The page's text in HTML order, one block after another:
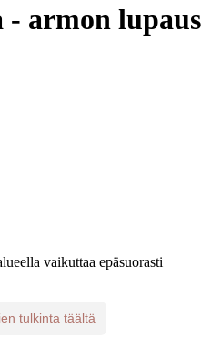
armon lupaus
vaikuttaa epäsuorasti
tulkinta täältä